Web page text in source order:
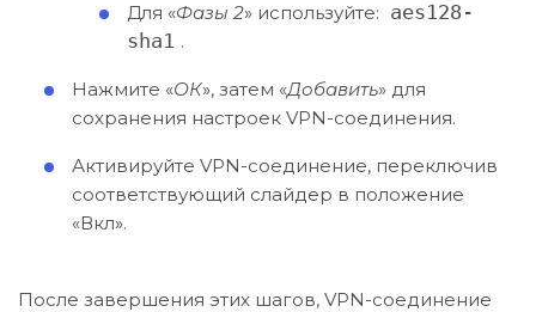
Для «Фазы 2» используйте: aes128-
sha1 .
Нажмите «ОК», затем «Добавить» для
сохранения настроек VPN-соединения.
Активируйте VPN-соединение, переключив
соответствующий слайдер в положение
«Вкл».
После завершения этих шагов, VPN-соединение